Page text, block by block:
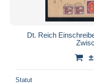
Dt. Reich
Statut